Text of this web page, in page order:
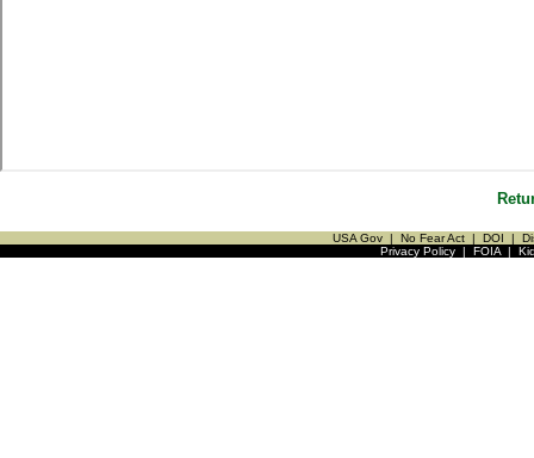
USA Gov | No Fear Act | DOI |
Privacy Policy| FOIA|